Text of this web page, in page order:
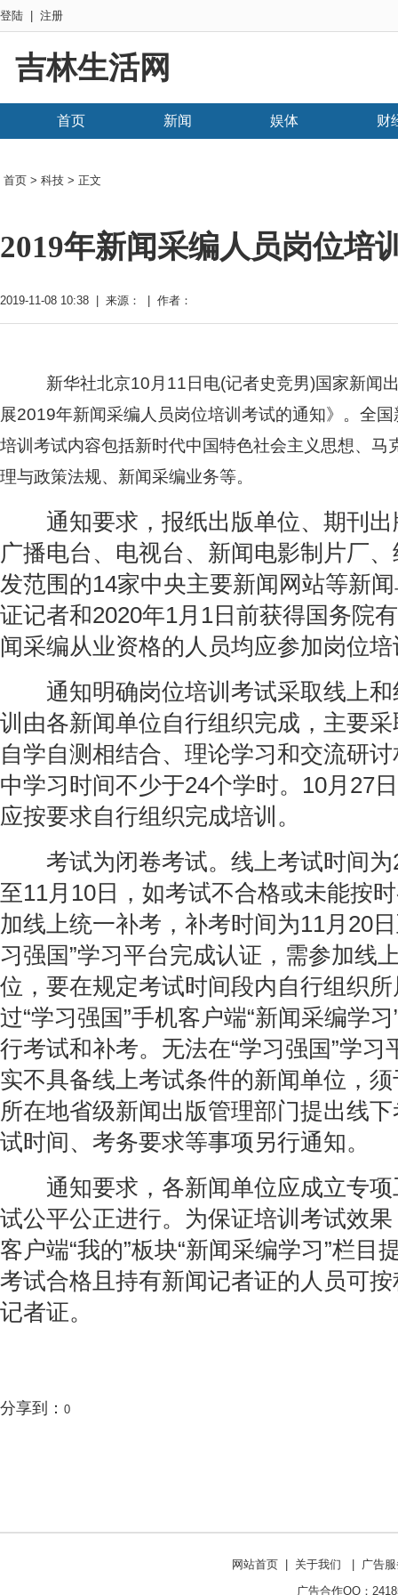
登陆 注册
吉林生活网
首页 新闻 娱体 财
首页 > 科技 > 正文
2019年新闻采编人员岗位培
2019-11-08 10:38 | 来源： | 作者：
新华社北京10月11日电(记者史竞男)国家新闻
展2019年新闻采编人员岗位培训考试的通知》。全
培训考试内容包括新时代中国特色社会主义思想、马
理与政策法规、新闻采编业务等。
通知要求，报纸出版单位、期刊出
广播电台、电视台、新闻电影制片厂
发范围的14家中央主要新闻网站等新
证记者和2020年1月1日前获得国务院
闻采编从业资格的人员均应参加岗位
通知明确岗位培训考试采取线上和
训由各新闻单位自行组织完成，主要
自学自测相结合、理论学习和交流研
中学习时间不少于24个学时。10月27
应按要求自行组织完成培训。
考试为闭卷考试。线上考试时间为
至11月10日，如考试不合格或未能按
加线上统一补考，补考时间为11月20
习强国”学习平台完成认证，需参加线
位，要在规定考试时间段内自行组织
过“学习强国”手机客户端“新闻采编学
行考试和补考。无法在“学习强国”学习
实不具备线上考试条件的新闻单位，
所在地省级新闻出版管理部门提出线
试时间、考务要求等事项另行通知。
通知要求，各新闻单位应成立专项
试公平公正进行。为保证培训考试效果
客户端“我的”板块“新闻采编学习”栏目
考试合格且持有新闻记者证的人员可
记者证。
分享到： 0
网站首页 关于我们
广告
广告合作QQ：